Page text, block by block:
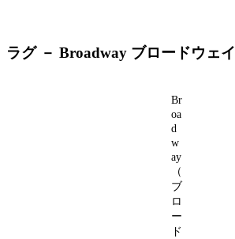
ラグ － Broadway ブロードウェイ
Br
oa
d
w
ay
（
ブ
ロ
ー
ド